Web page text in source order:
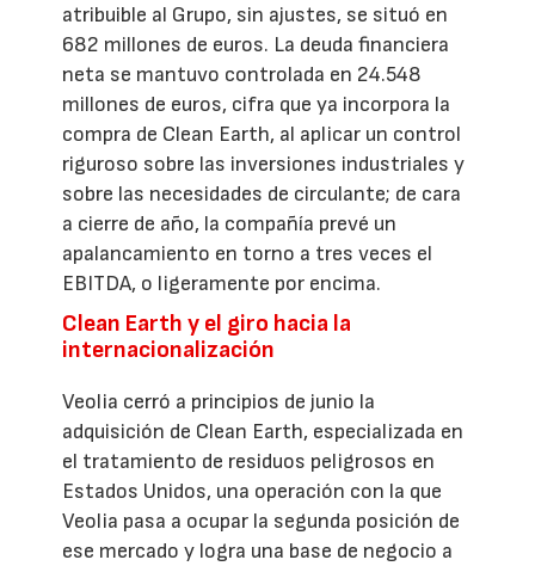
atribuible al Grupo, sin ajustes, se situó en
682 millones de euros. La deuda financiera
neta se mantuvo controlada en 24.548
millones de euros, cifra que ya incorpora la
compra de Clean Earth, al aplicar un control
riguroso sobre las inversiones industriales y
sobre las necesidades de circulante; de cara
a cierre de año, la compañía prevé un
apalancamiento en torno a tres veces el
EBITDA, o ligeramente por encima.
Clean Earth y el giro hacia la
internacionalización
Veolia cerró a principios de junio la
adquisición de Clean Earth, especializada en
el tratamiento de residuos peligrosos en
Estados Unidos, una operación con la que
Veolia pasa a ocupar la segunda posición de
ese mercado y logra una base de negocio a